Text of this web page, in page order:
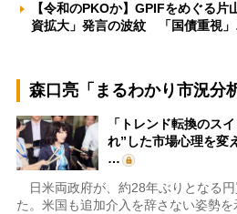
【令和のPKOか】GPIFをめぐる
資拡大」発言の波紋 「国債重視
森口亮「まるわかり市況分
「トレンド転換のス
れ”した市場心理を変
…
日米両政府が、約28年ぶりとなる
た。米国も追加介入を辞さない姿勢